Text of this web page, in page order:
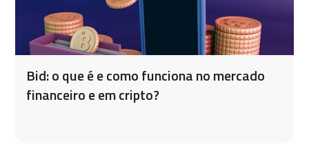
Bid: o que é e como funciona no mercado
financeiro e em cripto?